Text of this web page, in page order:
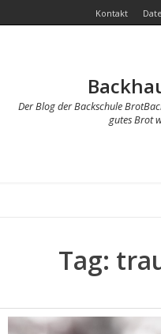
Kontakt
Der Blog der Backschule
gutes Brot
Tag: